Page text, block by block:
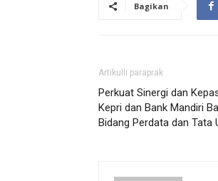
Bagikan
Artikulli paraprak
Perkuat Sinergi dan
Kepri dan Bank Mandiri
Bidang Perdata dan Tata